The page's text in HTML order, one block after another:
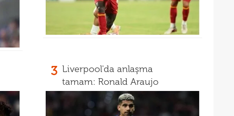
3 Liverpool'da anlaşma
tamam: Ronald Araujo